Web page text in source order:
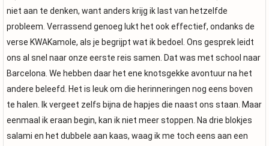
niet aan te denken, want anders krijg ik last van hetzelfde
probleem. Verrassend genoeg lukt het ook effectief, ondanks de
verse KWAKamole, als je begrijpt wat ik bedoel. Ons gesprek leidt
ons al snel naar onze eerste reis samen. Dat was met school naar
Barcelona. We hebben daar het ene knotsgekke avontuur na het
andere beleefd. Het is leuk om die herinneringen nog eens boven
te halen. Ik vergeet zelfs bijna de hapjes die naast ons staan. Maar
eenmaal ik eraan begin, kan ik niet meer stoppen. Na drie blokjes
salami en het dubbele aan kaas, waag ik me toch eens aan een